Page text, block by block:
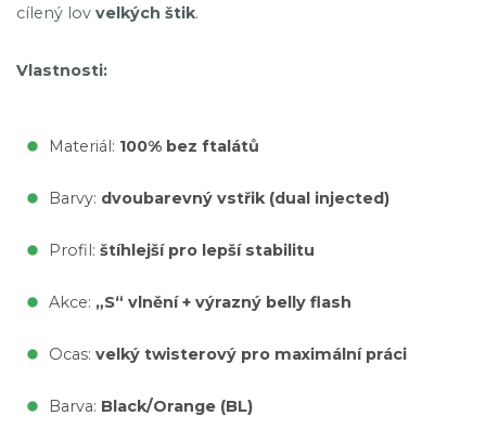
cílený lov velkých štik.
Vlastnosti:
Materiál: 100% bez ftalátů
Barvy: dvoubarevný vstřik (dual injected)
Profil: štíhlejší pro lepší stabilitu
Akce: „S“ vlnění + výrazný belly flash
Ocas: velký twisterový pro maximální práci
Barva: Black/Orange (BL)